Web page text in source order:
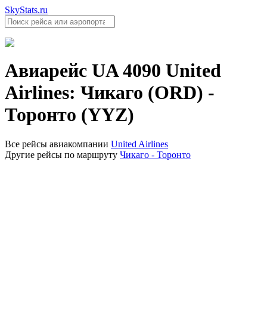
SkyStats.ru
Авиарейс UA 4090 United
Airlines: Чикаго (ORD) -
Торонто (YYZ)
Все рейсы авиакомпании United Airlines
Другие рейсы по маршруту Чикаго - Торонто